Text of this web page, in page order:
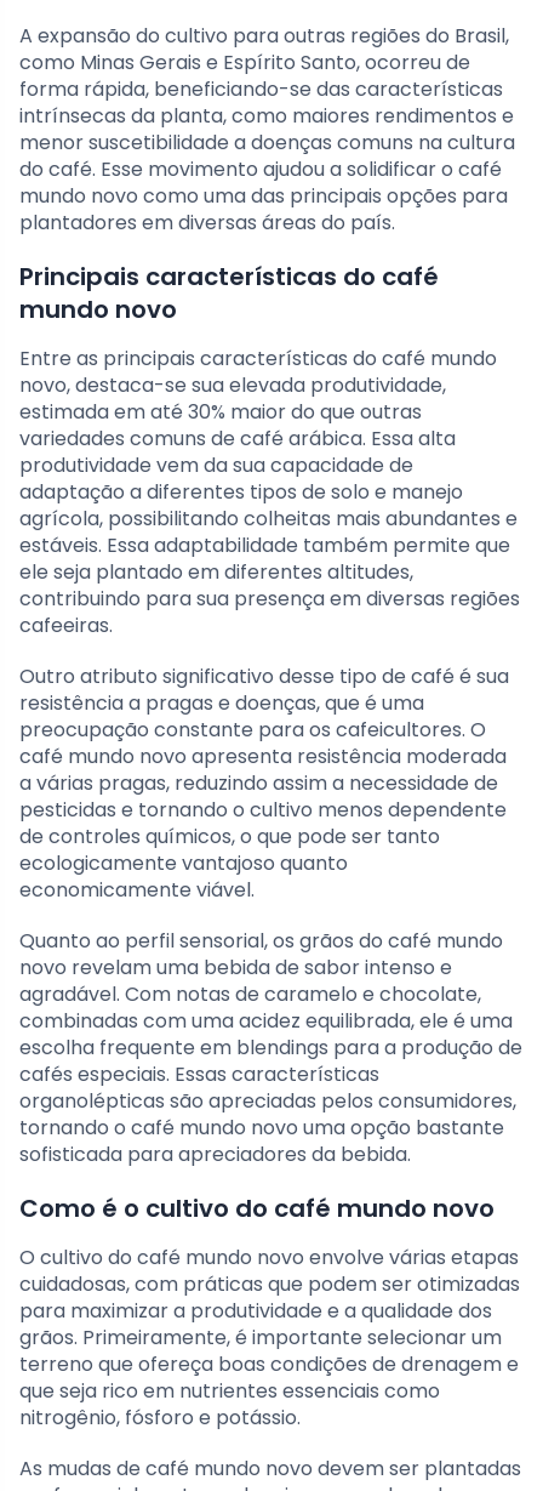
A expansão do cultivo para outras regiões do Brasil,
como Minas Gerais e Espírito Santo, ocorreu de
forma rápida, beneficiando-se das características
intrínsecas da planta, como maiores rendimentos e
menor suscetibilidade a doenças comuns na cultura
do café. Esse movimento ajudou a solidificar o café
mundo novo como uma das principais opções para
plantadores em diversas áreas do país.
Principais características do café
mundo novo
Entre as principais características do café mundo
novo, destaca-se sua elevada produtividade,
estimada em até 30% maior do que outras
variedades comuns de café arábica. Essa alta
produtividade vem da sua capacidade de
adaptação a diferentes tipos de solo e manejo
agrícola, possibilitando colheitas mais abundantes e
estáveis. Essa adaptabilidade também permite que
ele seja plantado em diferentes altitudes,
contribuindo para sua presença em diversas regiões
cafeeiras.
Outro atributo significativo desse tipo de café é sua
resistência a pragas e doenças, que é uma
preocupação constante para os cafeicultores. O
café mundo novo apresenta resistência moderada
a várias pragas, reduzindo assim a necessidade de
pesticidas e tornando o cultivo menos dependente
de controles químicos, o que pode ser tanto
ecologicamente vantajoso quanto
economicamente viável.
Quanto ao perfil sensorial, os grãos do café mundo
novo revelam uma bebida de sabor intenso e
agradável. Com notas de caramelo e chocolate,
combinadas com uma acidez equilibrada, ele é uma
escolha frequente em blendings para a produção de
cafés especiais. Essas características
organolépticas são apreciadas pelos consumidores,
tornando o café mundo novo uma opção bastante
sofisticada para apreciadores da bebida.
Como é o cultivo do café mundo novo
O cultivo do café mundo novo envolve várias etapas
cuidadosas, com práticas que podem ser otimizadas
para maximizar a produtividade e a qualidade dos
grãos. Primeiramente, é importante selecionar um
terreno que ofereça boas condições de drenagem e
que seja rico em nutrientes essenciais como
nitrogênio, fósforo e potássio.
As mudas de café mundo novo devem ser plantadas